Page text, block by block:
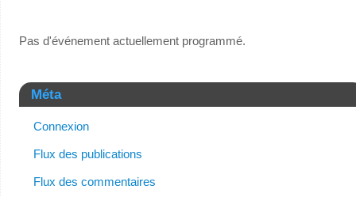
Pas d'événement actuellement programmé.
Méta
Connexion
Flux des publications
Flux des commentaires